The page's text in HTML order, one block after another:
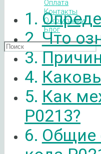
Оплата
Контакты
О компании
Блог
Что
Как
P0213?
Общие